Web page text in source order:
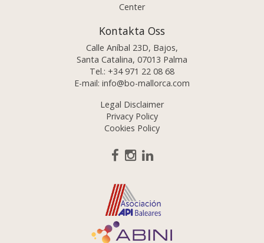
Center
Kontakta Oss
Calle Aníbal 23D, Bajos,
Santa Catalina, 07013 Palma
Tel.: +34 971 22 08 68
E-mail: info@bo-mallorca.com
Legal Disclaimer
Privacy Policy
Cookies Policy